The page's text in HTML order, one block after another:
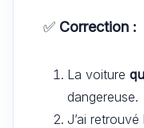
✅ Correction :
La voiture
dangereuse.
J’ai retrouvé